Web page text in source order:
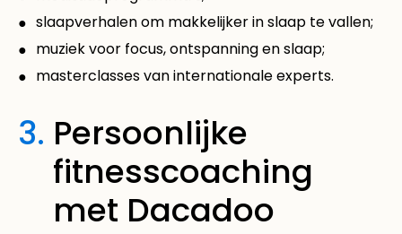
slaapverhalen om makkelijker in slaap te vallen;
muziek voor focus, ontspanning en slaap;
masterclasses van internationale experts.
3. Persoonlijke
fitnesscoaching
met Dacadoo